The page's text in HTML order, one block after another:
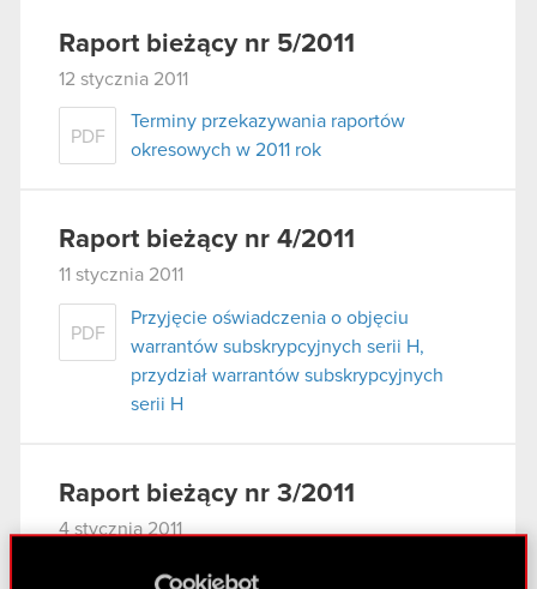
Raport bieżący nr 5/2011
12 stycznia 2011
PDF
Terminy przekazywania raportów
okresowych w 2011 rok
Raport bieżący nr 4/2011
11 stycznia 2011
PDF
Przyjęcie oświadczenia o objęciu
warrantów subskrypcyjnych serii H,
przydział warrantów subskrypcyjnych
serii H
Raport bieżący nr 3/2011
4 stycznia 2011
Odwołanie prokury samoistnej i